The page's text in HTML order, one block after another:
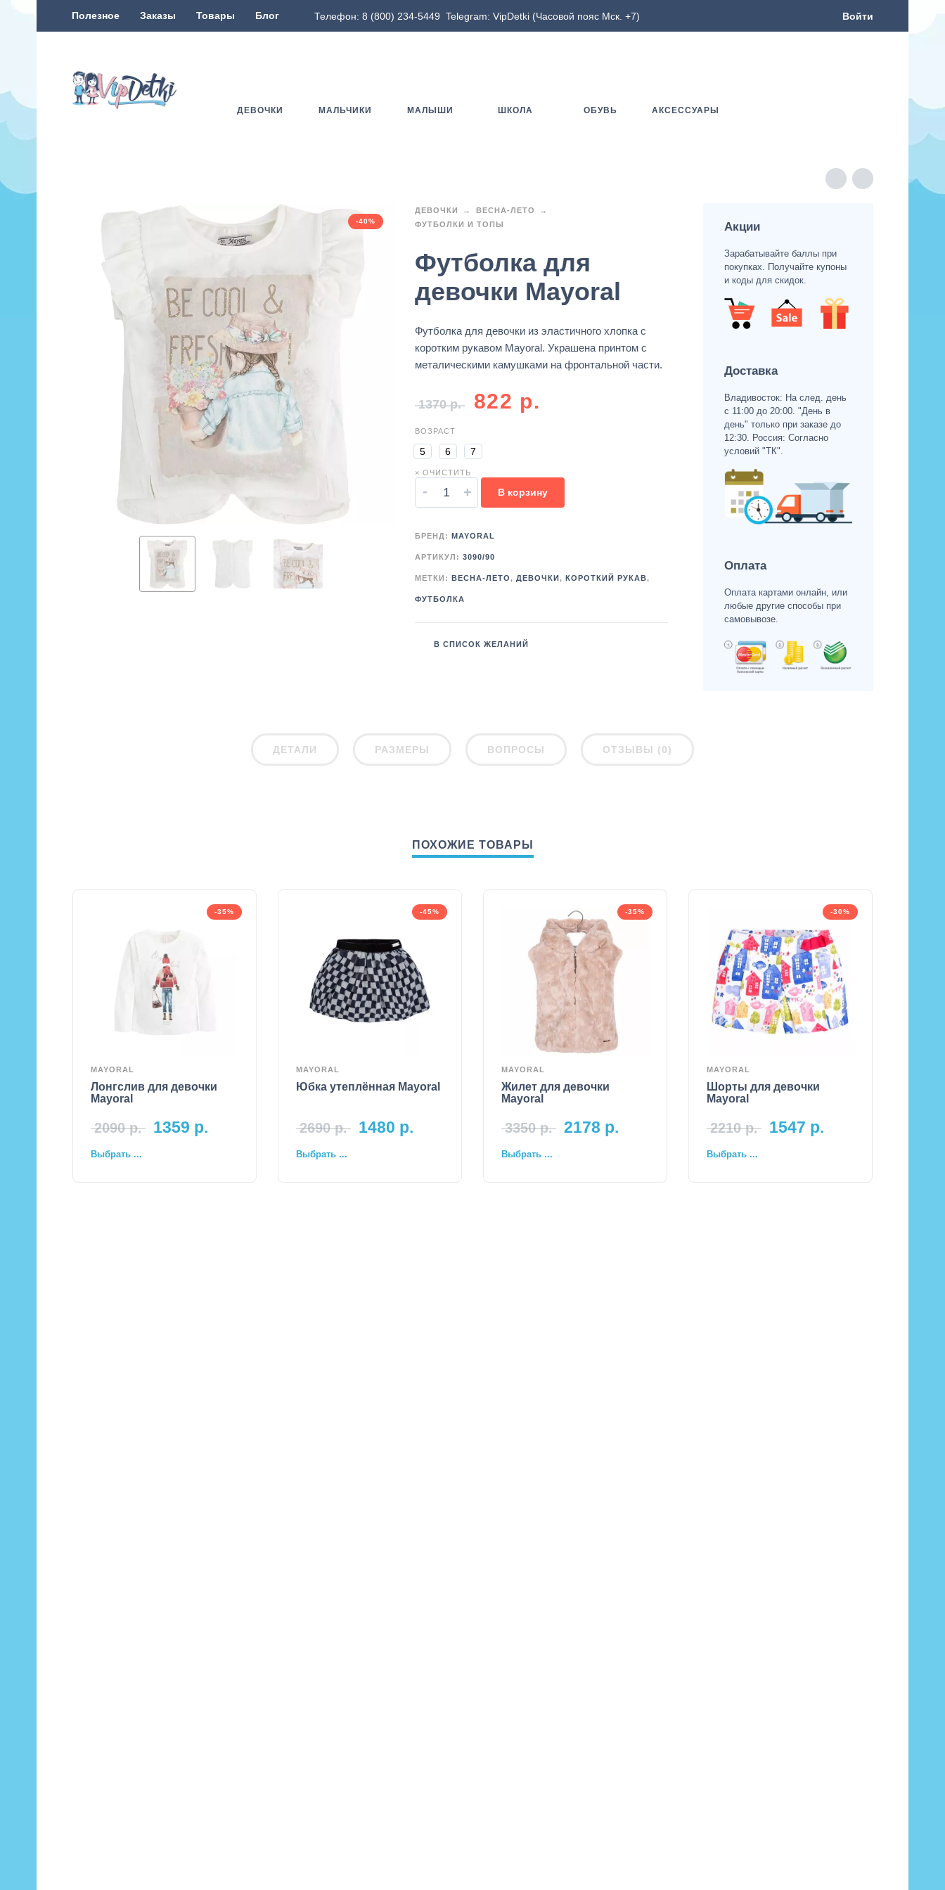
Полезное Заказы Товары Блог Телефон: 8 (800) 234-5449 Telegram: VipDetki (Часовой пояс Мск. +7) Войти
ДЕВОЧКИ МАЛЬЧИКИ МАЛЫШИ ШКОЛА ОБУВЬ АКСЕССУАРЫ
-40%
ДЕВОЧКИ
ВЕСНА-ЛЕТО
ФУТБОЛКИ И ТОПЫ
Футболка для
девочки Mayoral
Футболка для девочки из эластичного хлопка с
коротким рукавом Mayoral. Украшена принтом с
металическими камушками на фронтальной части.
1370р. 822 р.
ВОЗРАСТ
5 6 7
× ОЧИСТИТЬ
- + В корзину
БРЕНД: MAYORAL
АРТИКУЛ: 3090/90
МЕТКИ: ВЕСНА-ЛЕТО, ДЕВОЧКИ , КОРОТКИЙ РУКАВ,
ФУТБОЛКА
В СПИСОК ЖЕЛАНИЙ
Акции
Зарабатывайте баллы при
покупках. Получайте купоны
и коды для скидок.
Доставка
Владивосток: На след. день
с 11:00 до 20:00. "День в
день" только при заказе до
12:30. Россия: Согласно
условий "ТК".
Оплата
Оплата картами онлайн, или
любые другие способы при
самовывозе.
ДЕТАЛИ РАЗМЕРЫ ВОПРОСЫ ОТЗЫВЫ (0)
ПОХОЖИЕ ТОВАРЫ
-35%
MAYORAL
Лонгслив для девочки
Mayoral
2090р. 1359 р.
Выбрать ...
-45%
MAYORAL
Юбка утеплённая Mayoral
2690р. 1480 р.
Выбрать ...
-35%
MAYORAL
Жилет для девочки
Mayoral
3350р. 2178 р.
Выбрать ...
-30%
MAYORAL
Шорты для девочки
Mayoral
2210р. 1547 р.
Выбрать ...